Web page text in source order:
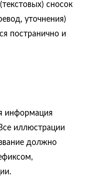
сносок
уточнения)
постранично и
информация
иллюстрации
должно